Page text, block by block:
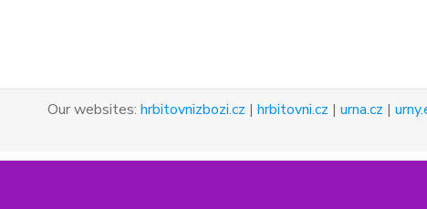
Our websites: hrbitovnizbozi.cz | hrbitovni.cz | urna.cz |